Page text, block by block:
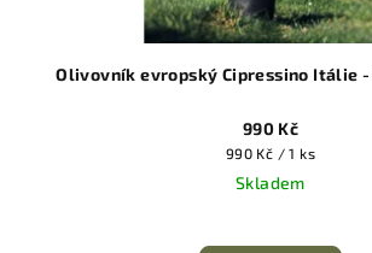
Olivovník evropský Cipressino Itálie -
990 Kč
Měrná
cena:
990 Kč / 1 ks
Skladem